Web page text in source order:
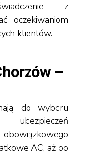
z
oczekiwaniom
klientów.
–
do wyboru
AC, aż po